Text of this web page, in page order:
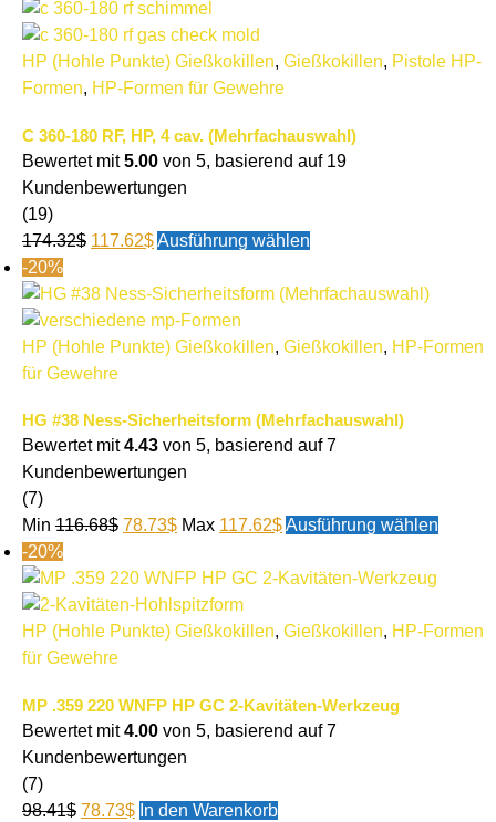
HP (Hohle Punkte) Gießkokillen, Gießkokillen, Pistole HP-
Formen, HP-Formen für Gewehre
C 360-180 RF, HP, 4 cav. (Mehrfachauswahl)
Bewertet mit5.00 von 5, basierend auf 19
Kundenbewertungen
(19)
174.32$ 117.62$Ausführung wählen
-20%
HP (Hohle Punkte) Gießkokillen, Gießkokillen, HP-Formen
für Gewehre
HG #38 Ness-Sicherheitsform (Mehrfachauswahl)
Bewertet mit4.43 von 5, basierend auf7
Kundenbewertungen
(7)
Min 116.68$ 78.73$ Max 117.62$Ausführung wählen
-20%
HP (Hohle Punkte) Gießkokillen, Gießkokillen, HP-Formen
für Gewehre
MP .359 220 WNFP HP GC 2-Kavitäten-Werkzeug
Bewertet mit4.00 von 5, basierend auf7
Kundenbewertungen
(7)
98.41$ 78.73$ In den Warenkorb